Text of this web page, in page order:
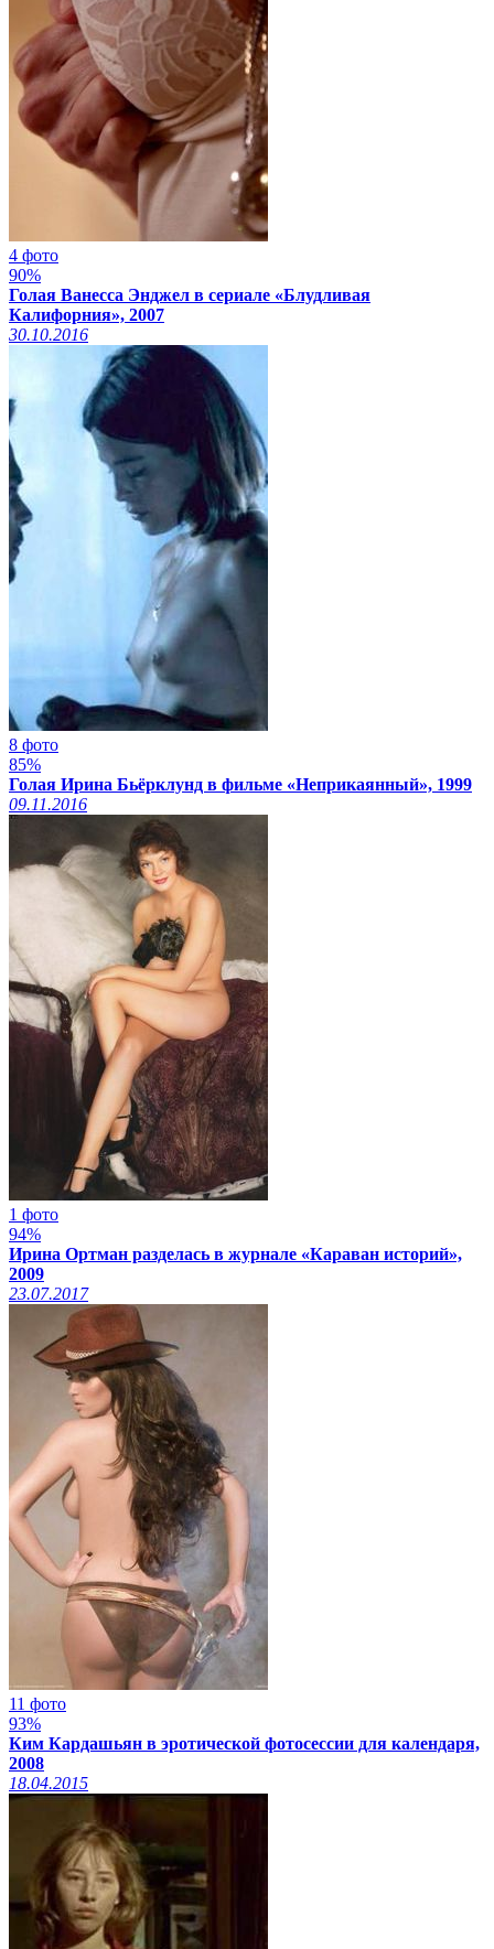
4 фото
90%
Голая Ванесса Энджел в сериале «Блудливая
Калифорния», 2007
30.10.2016
8 фото
85%
Голая Ирина Бьёрклунд в фильме «Неприкаянный», 1999
09.11.2016
1 фото
94%
Ирина Ортман разделась в журнале «Караван историй»,
2009
23.07.2017
11 фото
93%
Ким Кардашьян в эротической фотосессии для календаря,
2008
18.04.2015